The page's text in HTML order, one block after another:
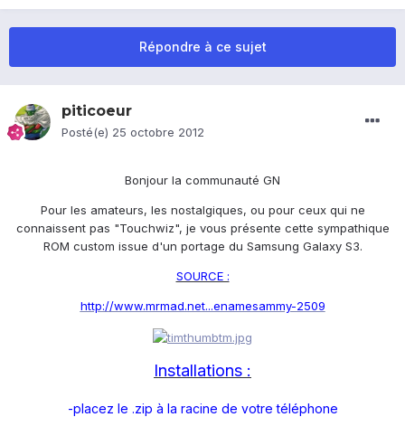
Répondre à ce sujet
piticoeur
Posté(e) 25 octobre 2012
Bonjour la communauté GN
Pour les amateurs, les nostalgiques, ou pour ceux qui ne
connaissent pas "Touchwiz", je vous présente cette sympathique
ROM custom issue d'un portage du Samsung Galaxy S3.
SOURCE :
http://www.mrmad.net...enamesammy-2509
Installations :
-placez le .zip à la racine de votre téléphone